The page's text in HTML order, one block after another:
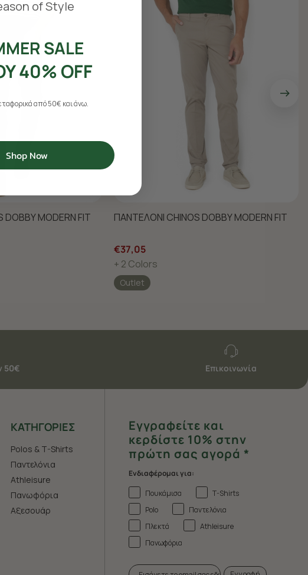
MODERN FIT ΠΑΝΤΕΛΟΝΙ CHINOS DOBBY MODERN FIT
€37,05
+ 2 Colors
Outlet
50€ Επικοινωνία
ΚΑΤΗΓΟΡΙΕΣ
Polos & T-Shirts
Παντελόνια
Athleisure
Πανωφόρια
Aξεσουάρ
Εγγραφείτε και
κερδίστε 10% στην
πρώτη σας αγορά *
Ενδιαφέρομαι για:
Πουκάμισα
T-Shirts
Polo
Παντελόνια
Πλεκτά
Athleisure
Πανωφόρια
of Style
SALE
40% OFF
από 50€ και άνω.
Shop Now